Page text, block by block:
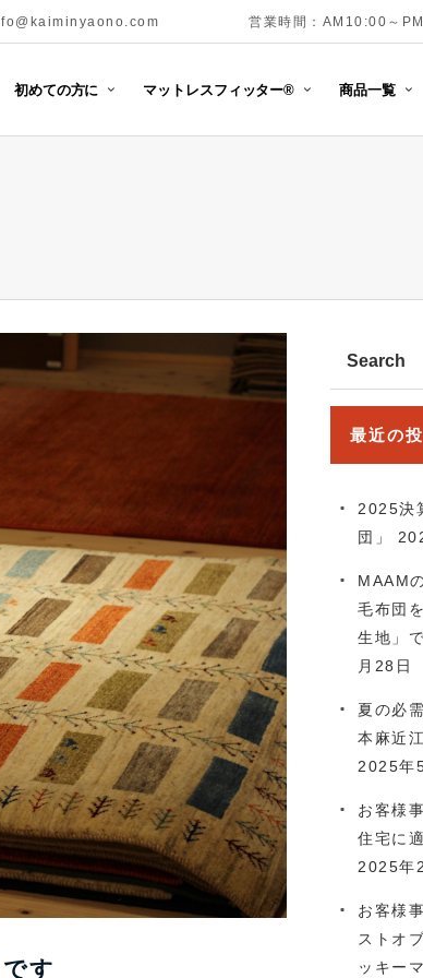
営業時間：AM10:00～
初めての方に マットレスフィッター®︎ 商品一覧
す
最近の
2025決
団」
MAAM
毛布団
生地」
月28日
夏の必
本麻近
2025年
お客様
住宅に
2025年
お客様
ストオ
ッキー